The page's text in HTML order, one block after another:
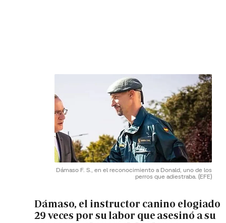
Dámaso F. S., en el reconocimiento a Donald, uno de los
perros que adiestraba. (EFE)
Dámaso, el instructor canino elogiado
29 veces por su labor que asesinó a su